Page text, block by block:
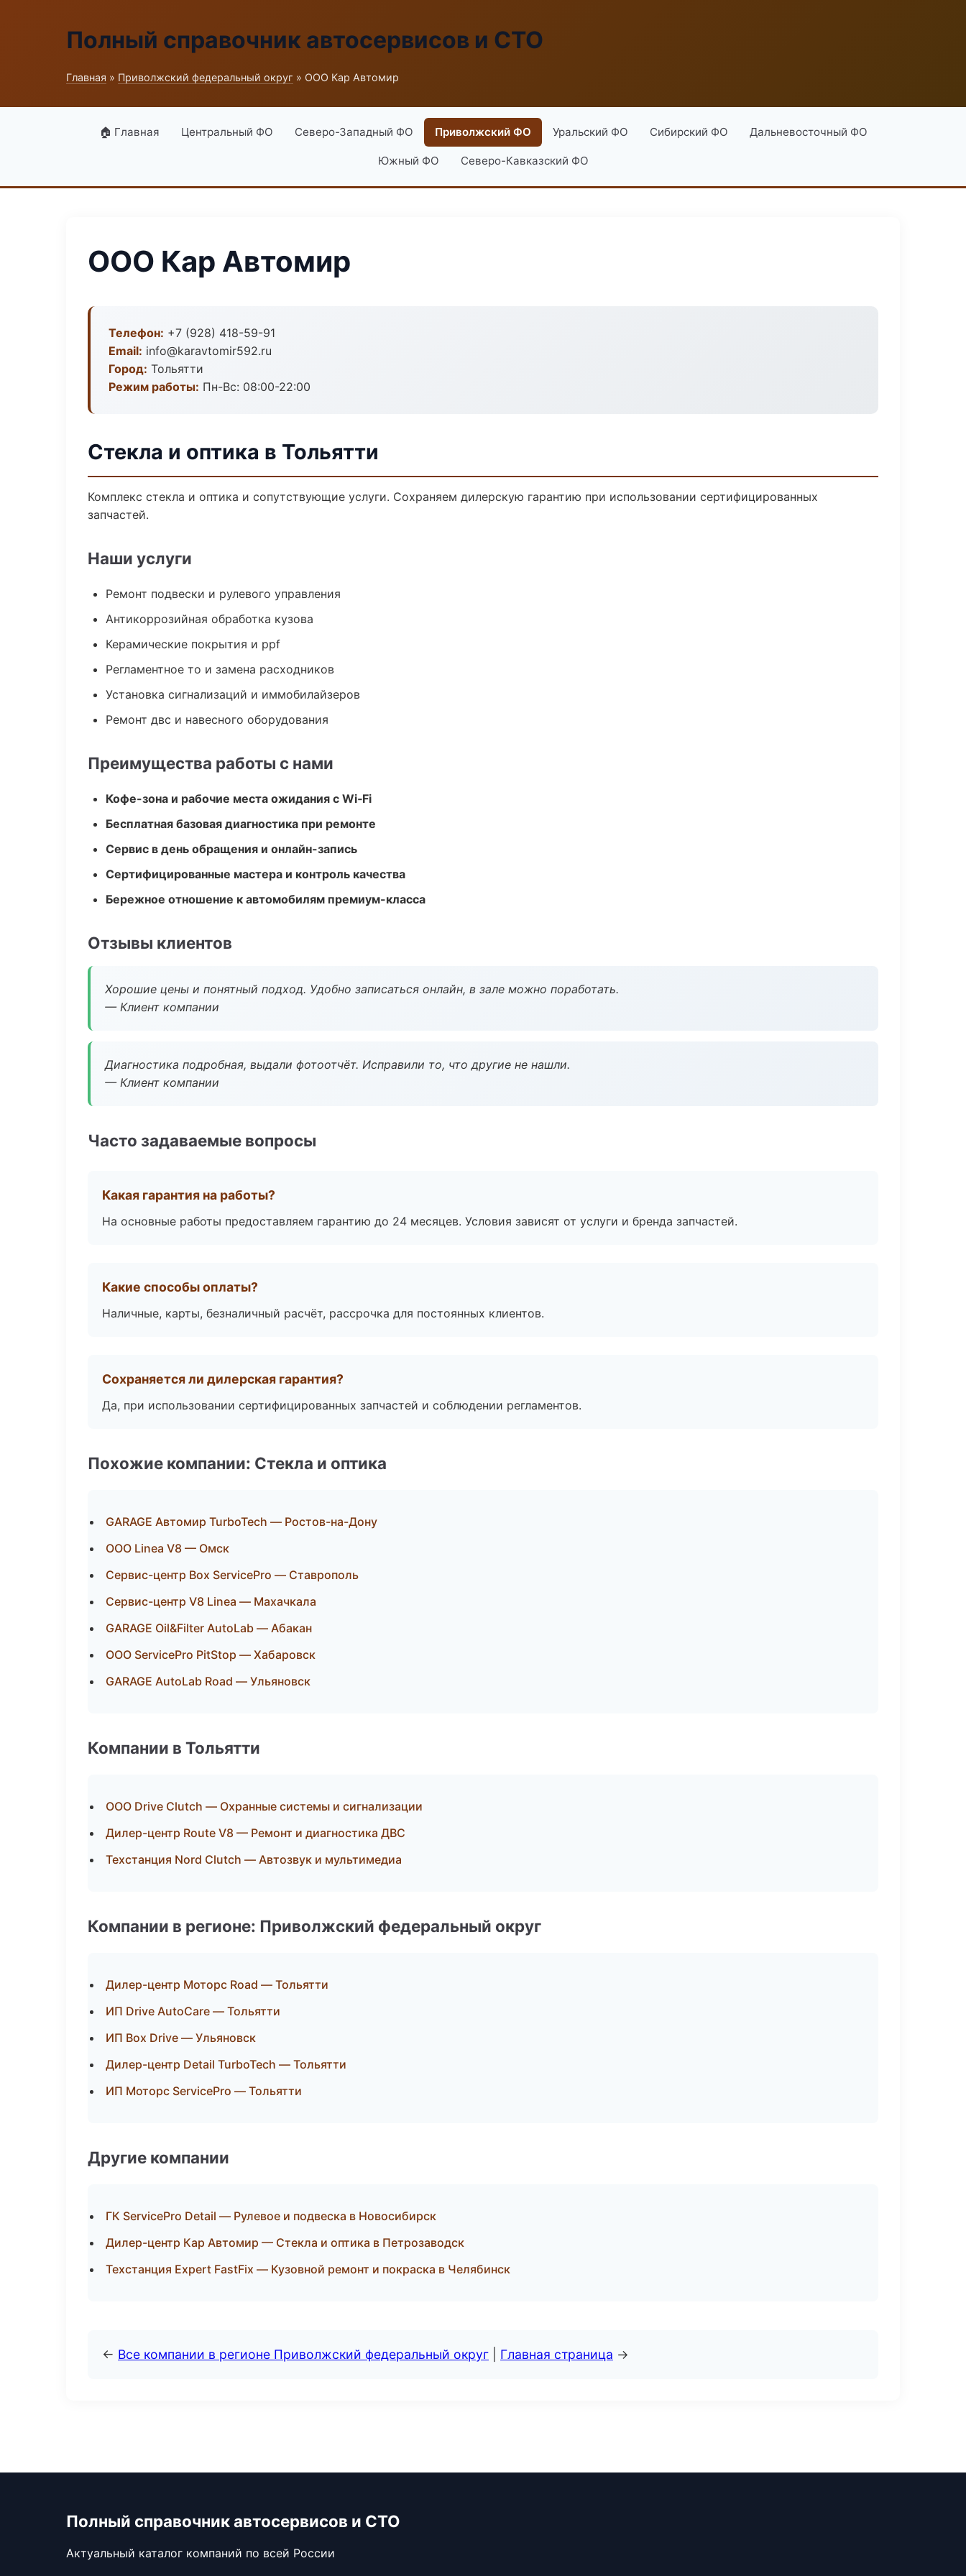
Полный справочник автосервисов и СТО
Главная » Приволжский федеральный округ » ООО Кар Автомир
🏠 Главная Центральный ФО Северо-Западный ФО Приволжский ФО Уральский ФО Сибирский ФО Дальневосточный ФО
Южный ФО Северо-Кавказский ФО
ООО Кар Автомир
Телефон: +7 (928) 418-59-91
Email: info@karavtomir592.ru
Город: Тольятти
Режим работы: Пн-Вс: 08:00-22:00
Стекла и оптика в Тольятти
Комплекс стекла и оптика и сопутствующие услуги. Сохраняем дилерскую гарантию при использовании сертифицированных
запчастей.
Наши услуги
Ремонт подвески и рулевого управления
Антикоррозийная обработка кузова
Керамические покрытия и ppf
Регламентное то и замена расходников
Установка сигнализаций и иммобилайзеров
Ремонт двс и навесного оборудования
Преимущества работы с нами
Кофе-зона и рабочие места ожидания с Wi‑Fi
Бесплатная базовая диагностика при ремонте
Сервис в день обращения и онлайн-запись
Сертифицированные мастера и контроль качества
Бережное отношение к автомобилям премиум-класса
Отзывы клиентов
Хорошие цены и понятный подход. Удобно записаться онлайн, в зале можно поработать.
— Клиент компании
Диагностика подробная, выдали фотоотчёт. Исправили то, что другие не нашли.
— Клиент компании
Часто задаваемые вопросы
Какая гарантия на работы?
На основные работы предоставляем гарантию до 24 месяцев. Условия зависят от услуги и бренда запчастей.
Какие способы оплаты?
Наличные, карты, безналичный расчёт, рассрочка для постоянных клиентов.
Сохраняется ли дилерская гарантия?
Да, при использовании сертифицированных запчастей и соблюдении регламентов.
Похожие компании: Стекла и оптика
GARAGE Автомир TurboTech — Ростов-на-Дону
ООО Linea V8 — Омск
Сервис-центр Box ServicePro — Ставрополь
Сервис-центр V8 Linea — Махачкала
GARAGE Oil&Filter AutoLab — Абакан
ООО ServicePro PitStop — Хабаровск
GARAGE AutoLab Road — Ульяновск
Компании в Тольятти
ООО Drive Clutch — Охранные системы и сигнализации
Дилер-центр Route V8 — Ремонт и диагностика ДВС
Техстанция Nord Clutch — Автозвук и мультимедиа
Компании в регионе: Приволжский федеральный округ
Дилер-центр Моторс Road — Тольятти
ИП Drive AutoCare — Тольятти
ИП Box Drive — Ульяновск
Дилер-центр Detail TurboTech — Тольятти
ИП Моторс ServicePro — Тольятти
Другие компании
ГК ServicePro Detail — Рулевое и подвеска в Новосибирск
Дилер-центр Кар Автомир — Стекла и оптика в Петрозаводск
Техстанция Expert FastFix — Кузовной ремонт и покраска в Челябинск
← Все компании в регионе Приволжский федеральный округ Главная страница →
Полный справочник автосервисов и СТО
Актуальный каталог компаний по всей России